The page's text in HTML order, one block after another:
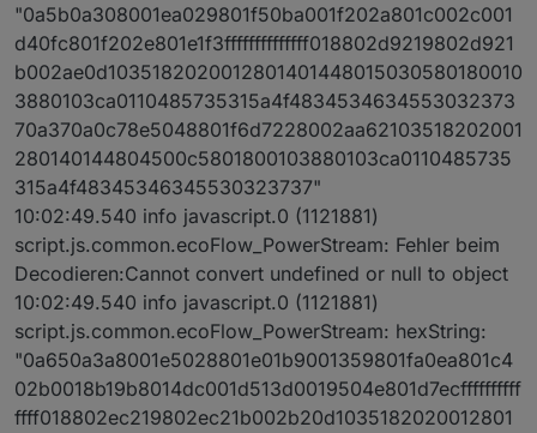
"0a5b0a308001ea029801f50ba001f202a801c002c001
d40fc801f202e801e1f3ffffffffffffff018802d9219802d921
b002ae0d1035182020012801401448015030580180010
3880103ca0110485735315a4f4834534634553032373
70a370a0c78e5048801f6d7228002aa62103518202001
280140144804500c5801800103880103ca0110485735
315a4f48345346345530323737"
10:02:49.540 info javascript.0 (1121881)
script.js.common.ecoFlow_PowerStream: Fehler beim
Decodieren:Cannot convert undefined or null to object
10:02:49.540 info javascript.0 (1121881)
script.js.common.ecoFlow_PowerStream: hexString:
"0a650a3a8001e5028801e01b9001359801fa0ea801c4
02b0018b19b8014dc001d513d0019504e801d7ecffffffffff
ffff018802ec219802ec21b002b20d1035182020012801